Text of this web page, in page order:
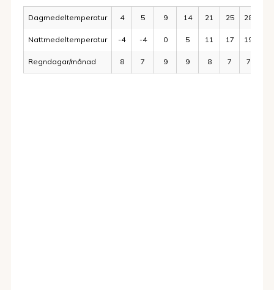
Dagmedeltemperatur 4 5 9 14 21 25 28
Nattmedeltemperatur -4 -4 0 5 11 17 19
Regndagar/månad 8 7 9 9 8 7 7